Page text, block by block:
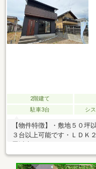
2階建て
駐車3台
シ
【物件特徴】・敷地５０坪
３台以上可能です・ＬＤＫ
化仕様で初々しさが残る築
ゼットや屋根裏収納に納戸